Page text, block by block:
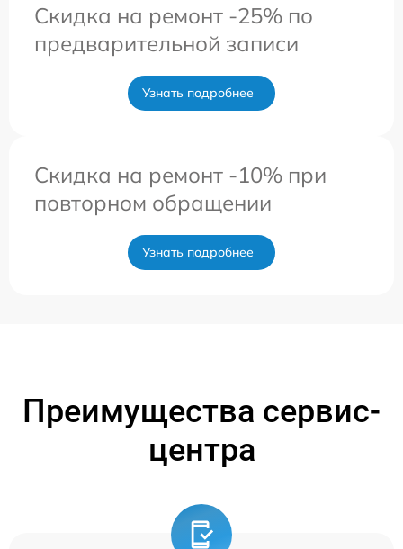
Скидка на ремонт -25% по
предварительной записи
Узнать подробнее
Скидка на ремонт -10% при
повторном обращении
Узнать подробнее
Преимущества сервис-
центра